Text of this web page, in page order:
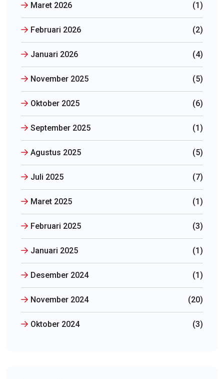
Maret 2026 (1)
Februari 2026 (2)
Januari 2026 (4)
November 2025 (5)
Oktober 2025 (6)
September 2025 (1)
Agustus 2025 (5)
Juli 2025 (7)
Maret 2025 (1)
Februari 2025 (3)
Januari 2025 (1)
Desember 2024 (1)
November 2024 (20)
Oktober 2024 (3)